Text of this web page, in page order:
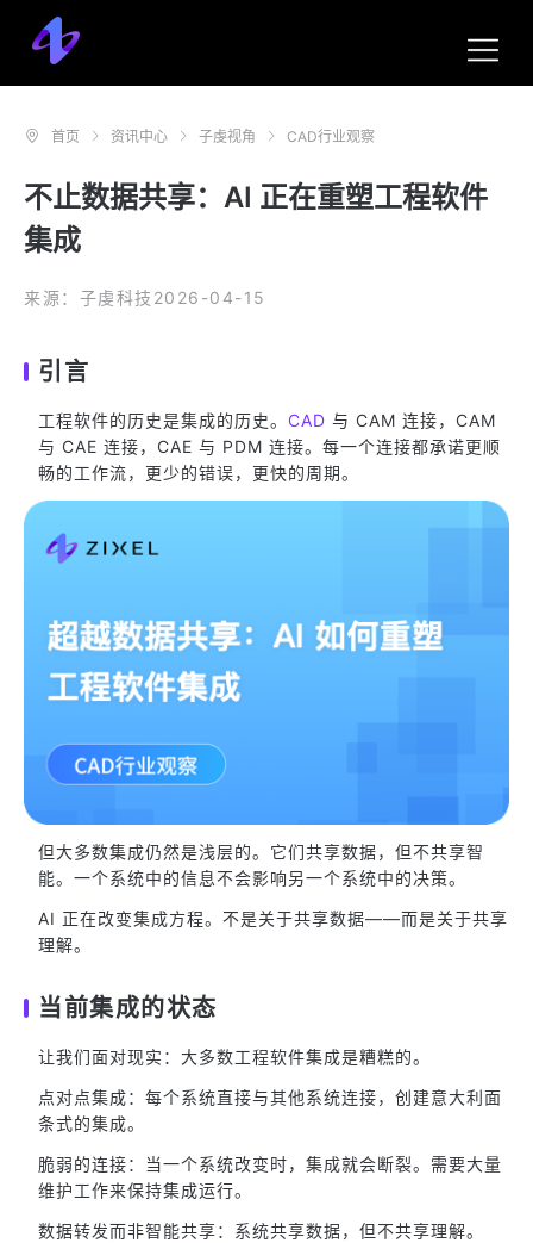
首页 资讯中心 子虔视角 CAD行业观察
不止数据共享：AI 正在重塑工程软件
集成
来源：子虔科技 2026-04-15
引言
工程软件的历史是集成的历史。 CAD 与 CAM 连接，CAM
与 CAE 连接，CAE 与 PDM 连接。每一个连接都承诺更顺
畅的工作流，更少的错误，更快的周期。
但大多数集成仍然是浅层的。它们共享数据，但不共享智
能。一个系统中的信息不会影响另一个系统中的决策。
AI 正在改变集成方程。不是关于共享数据——而是关于共享
理解。
当前集成的状态
让我们面对现实：大多数工程软件集成是糟糕的。
点对点集成：每个系统直接与其他系统连接，创建意大利面
条式的集成。
脆弱的连接：当一个系统改变时，集成就会断裂。需要大量
维护工作来保持集成运行。
数据转发而非智能共享：系统共享数据，但不共享理解。